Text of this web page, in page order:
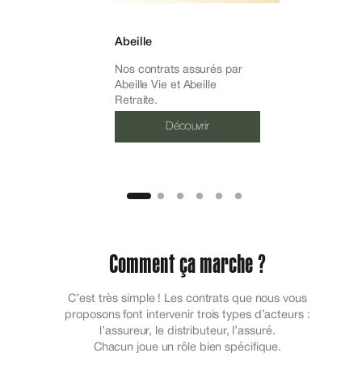
Abeille
Nos contrats assurés par
Abeille Vie et Abeille
Retraite.
Découvrir
Comment ça marche ?
C’est très simple ! Les contrats que nous vous
proposons font intervenir trois types d’acteurs :
l’assureur, le distributeur, l’assuré.
Chacun joue un rôle bien spécifique.